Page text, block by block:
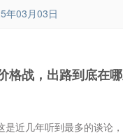
年03月03日
格战，出路到底在
近几年听到最多的谈论